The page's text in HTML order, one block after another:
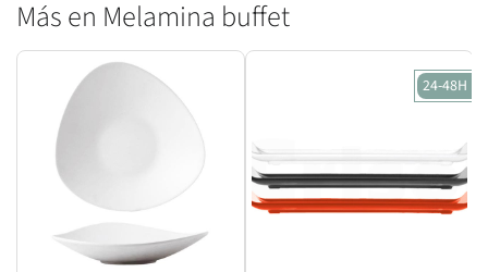
Más en Melamina buffet
24-48H